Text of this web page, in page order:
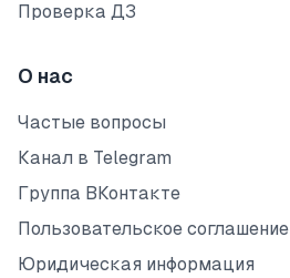
Проверка ДЗ
О нас
Частые вопросы
Канал в Telegram
Группа ВКонтакте
Пользовательское соглашение
Юридическая информация